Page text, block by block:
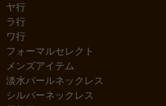
ヤ行
ラ行
ワ行
フォーマルセレクト
メンズアイテム
淡水パールネックレス
シルバーネックレス